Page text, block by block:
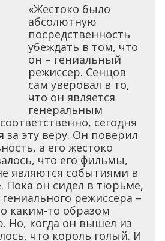
«Жестоко было
абсолютную
посредственность
убеждать в том, что
он – гениальный
режиссер. Сенцов
сам уверовал в то,
что он является
генеральным
сегодня
за эту веру. Он поверил
а его жестоко
что его фильмы,
являются событиями в
Пока он сидел в тюрьме,
режиссера –
каким-то образом
Но, когда он вышел из
что король голый. И